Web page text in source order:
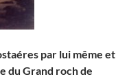
par lui même et
du Grand roch de